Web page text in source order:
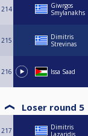
214
Giwrgos
Smylanakhs
215
Dimitris
Strevinas
216 Issa Saad
Loser round 5
217
Dimitris